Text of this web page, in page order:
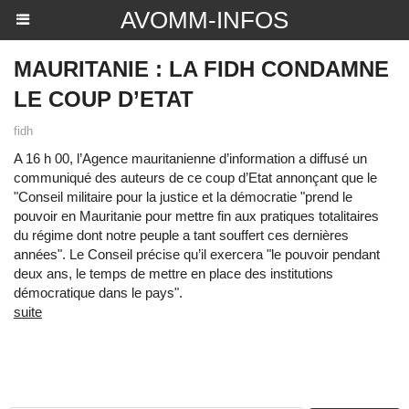
AVOMM-INFOS
MAURITANIE : LA FIDH CONDAMNE
LE COUP D’ETAT
fidh
A 16 h 00, l’Agence mauritanienne d’information a diffusé un
communiqué des auteurs de ce coup d’Etat annonçant que le
"Conseil militaire pour la justice et la démocratie "prend le
pouvoir en Mauritanie pour mettre fin aux pratiques totalitaires
du régime dont notre peuple a tant souffert ces dernières
années". Le Conseil précise qu’il exercera "le pouvoir pendant
deux ans, le temps de mettre en place des institutions
démocratique dans le pays".
suite